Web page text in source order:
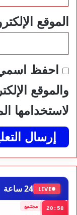
الموقع
احفظ
والموقع
لاستخدامها
LIVE 24 ساعة
20:58 مجتمع